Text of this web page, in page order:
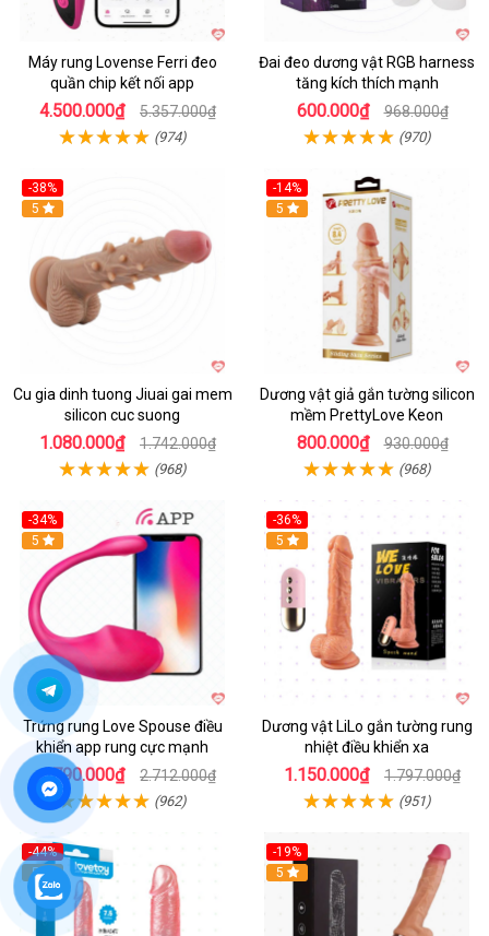
Máy rung Lovense Ferri đeo
quần chip kết nối app
4.500.000₫ 5.357.000₫
(974)
Đai đeo dương vật RGB harness
tăng kích thích mạnh
600.000₫ 968.000₫
(970)
-38%
5
Cu gia dinh tuong Jiuai gai mem
silicon cuc suong
1.080.000₫ 1.742.000₫
(968)
-14%
5
Dương vật giả gắn tường silicon
mềm PrettyLove Keon
800.000₫ 930.000₫
(968)
-34%
5
Trứng rung Love Spouse điều
khiển app rung cực mạnh
1.790.000₫ 2.712.000₫
(962)
-36%
5
Dương vật LiLo gắn tường rung
nhiệt điều khiển xa
1.150.000₫ 1.797.000₫
(951)
-44%
Hot
5
-19%
Hot
5